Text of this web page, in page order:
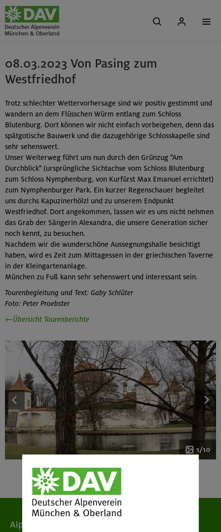
08.03.2023 Von Pasing zum
Westfriedhof
Trotz schlechter Wettervorhersage sind wir positiv gestimmt und
wandern an dem Flüsschen Würm entlang zum Schloss
Blutenburg. Dort können wir nicht einfach vorbeigehen, denn das
spätgotische Bauwerk und die dazugehörige Schlosskapelle sind
sehr sehenswert.
Unser Weiterweg führt uns nun durch den Grünzug "Am
Durchblick" (ursprüngliche Sichtachse vom Schloss Blutenburg
zum Schloss Nymphenburg, von Kurfürst Max Emanuel errichtet)
zum Nymphenburger Park. Ein kurzer Regenschauer begleitet
uns durchs Kapuzinerhölzl und zu unserem Endpunkt
Westfriedhof. Dort angekommen, lassen wir es uns nicht nehmen
das Grab der Sängerin Alexandra, die unsere Generation sicher
noch kennt, zu besuchen.
Nachdem wir die wunderschöne Aussegnungshalle besichtigt
haben, wird es Zeit zum Mittagessen in der griechischen Taverne
in der Kleingartenanlage.
München zu Fuß kann sehr sehenswert und interessant sein.
Tourenbegleitung und Text: Gaby Schlüter
Foto: Peter Proebster
←Übersicht Tourenberichte
1/10
Alpenverein